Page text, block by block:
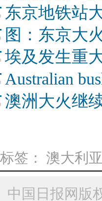
东京地铁站
图：东京大
埃及发生重
Australian
澳洲大火继
标签： 澳大利亚
中国日报网版